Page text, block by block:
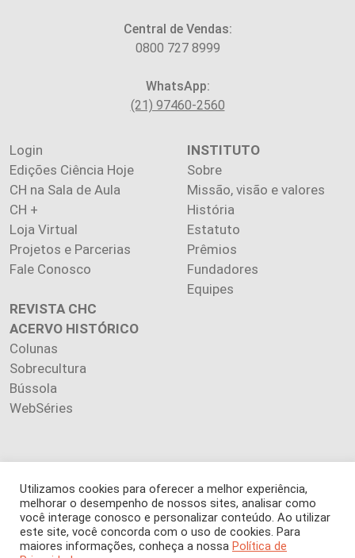
Central de Vendas:
0800 727 8999
WhatsApp:
(21) 97460-2560
Login
Edições Ciência Hoje
CH na Sala de Aula
CH +
Loja Virtual
Projetos e Parcerias
Fale Conosco
INSTITUTO
Sobre
Missão, visão e valores
História
Estatuto
Prêmios
Fundadores
Equipes
REVISTA CHC
ACERVO HISTÓRICO
Colunas
Sobrecultura
Bússola
WebSéries
Copyright 2026 INSTITUTO CIÊNCIA HOJE. Todos os direitos
reservados.
Os artigos publicados na revista refletem exclusivamente a
opinião de seus autores.
Utilizamos cookies para oferecer a melhor experiência,
melhorar o desempenho de nossos sites, analisar como
você interage conosco e personalizar conteúdo. Ao utilizar
este site, você concorda com o uso de cookies. Para
maiores informações, conheça a nossa Política de